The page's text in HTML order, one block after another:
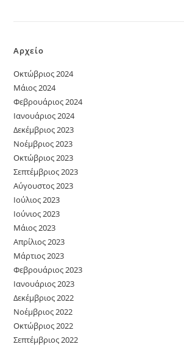
Αρχείο
Οκτώβριος 2024
Μάιος 2024
Φεβρουάριος 2024
Ιανουάριος 2024
Δεκέμβριος 2023
Νοέμβριος 2023
Οκτώβριος 2023
Σεπτέμβριος 2023
Αύγουστος 2023
Ιούλιος 2023
Ιούνιος 2023
Μάιος 2023
Απρίλιος 2023
Μάρτιος 2023
Φεβρουάριος 2023
Ιανουάριος 2023
Δεκέμβριος 2022
Νοέμβριος 2022
Οκτώβριος 2022
Σεπτέμβριος 2022